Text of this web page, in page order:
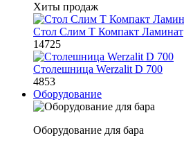
Хиты продаж
Стол Слим Т Компакт Ламинат
14725
Столешница Werzalit D 700
4853
Оборудование
Оборудование для бара